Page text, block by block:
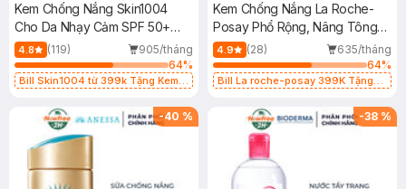
Kem Chống Nắng Skin1004
Cho Da Nhạy Cảm SPF 50+
50ml
4.8 (119)
905/tháng
64%
Bill Skin1004 từ 399k Tặng Kem
SPF 50+ 20ml (SL Có Hạn)
Kem Chống Nắng La Roche-
Posay Phổ Rộng, Nâng Tông
Kiềm Dầu 50ml
4.9 (28)
635/tháng
64%
Bill La roche-posay 399K Tặng
(SL có hạn)
-40 % -38 %